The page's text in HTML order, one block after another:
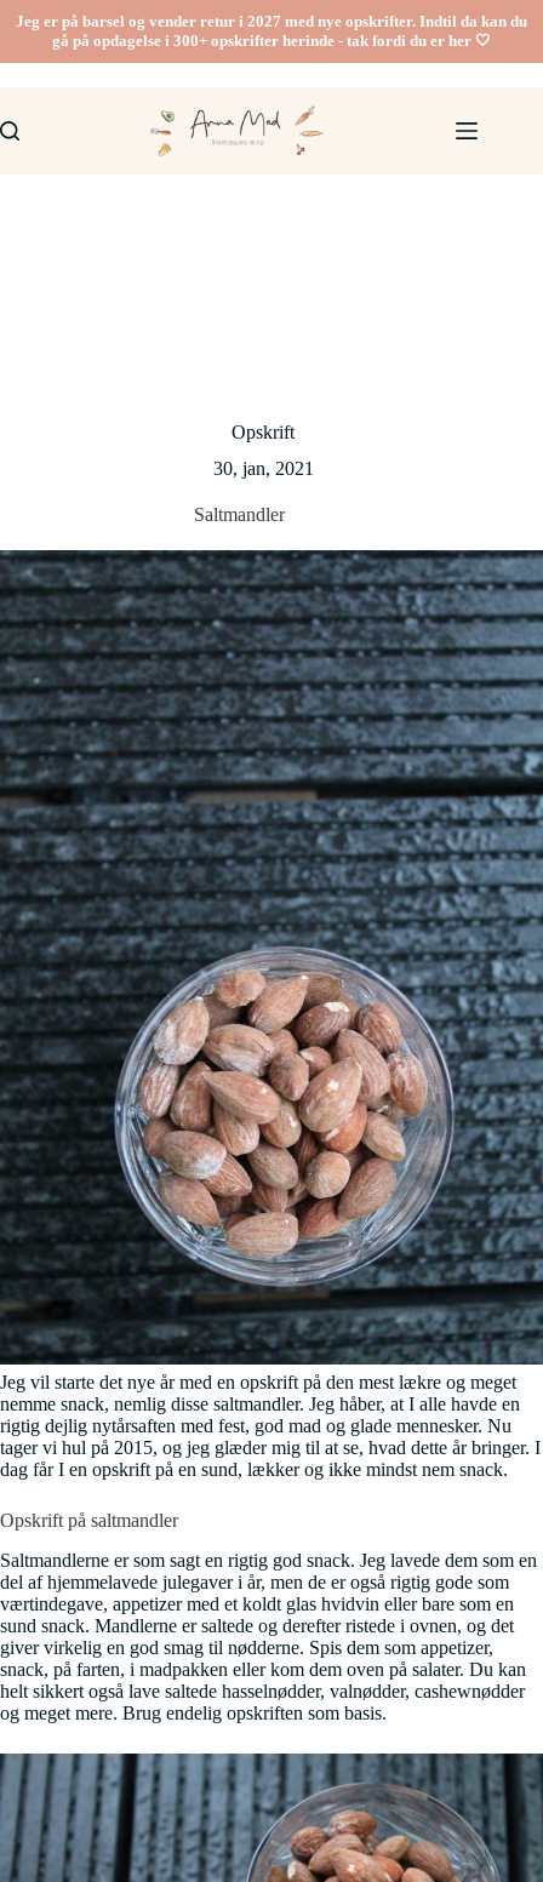
indhold
Jeg er på barsel og vender retur i 2027 med nye opskrifter. Indtil da kan du
gå på opdagelse i 300+ opskrifter herinde - tak fordi du er her 🤍
Opskrift
30, jan, 2021
Saltmandler
Jeg vil starte det nye år med en opskrift på den mest lækre og meget
nemme snack, nemlig disse saltmandler. Jeg håber, at I alle havde en
rigtig dejlig nytårsaften med fest, god mad og glade mennesker. Nu
tager vi hul på 2015, og jeg glæder mig til at se, hvad dette år bringer. I
dag får I en opskrift på en sund, lækker og ikke mindst nem snack.
Opskrift på saltmandler
Saltmandlerne er som sagt en rigtig god snack. Jeg lavede dem som en
del af hjemmelavede julegaver i år, men de er også rigtig gode som
værtindegave, appetizer med et koldt glas hvidvin eller bare som en
sund snack. Mandlerne er saltede og derefter ristede i ovnen, og det
giver virkelig en god smag til nødderne. Spis dem som appetizer,
snack, på farten, i madpakken eller kom dem oven på salater. Du kan
helt sikkert også lave saltede hasselnødder, valnødder, cashewnødder
og meget mere. Brug endelig opskriften som basis.